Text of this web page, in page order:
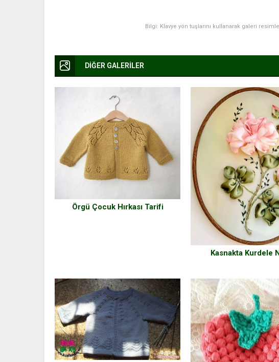
Bilgi: Klavye yön tuşlarını kullanarak galeri
DİĞER GALERİLER
Örgü Çocuk Hırkası Tarifi
Kasnakta Kurdele